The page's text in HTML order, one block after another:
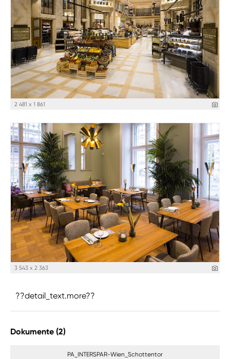
2 481 x 1 861
3 543 x 2 363
??detail_text.more??
Dokumente (2)
PA_INTERSPAR-Wien_Schottentor